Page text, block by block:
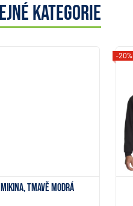
kategorie
tmavě modrá
-20%